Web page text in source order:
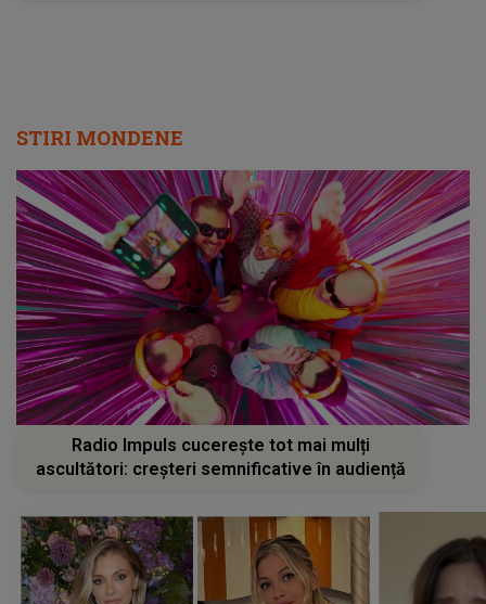
STIRI MONDENE
Radio Impuls cucerește tot mai mulți
ascultători: creșteri semnificative în audiență